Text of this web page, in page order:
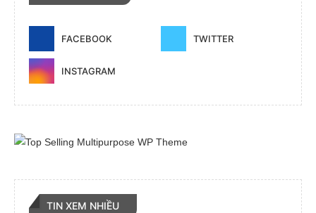
FACEBOOK TWITTER
INSTAGRAM
TIN XEM NHIỀU